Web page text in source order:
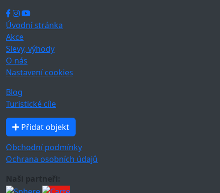
Úvodní stránka
Akce
Slevy, výhody
O nás
Nastavení cookies
Blog
Turistické cíle
Přidat objekt
Obchodní podmínky
Ochrana osobních údajů
Naši partneři: